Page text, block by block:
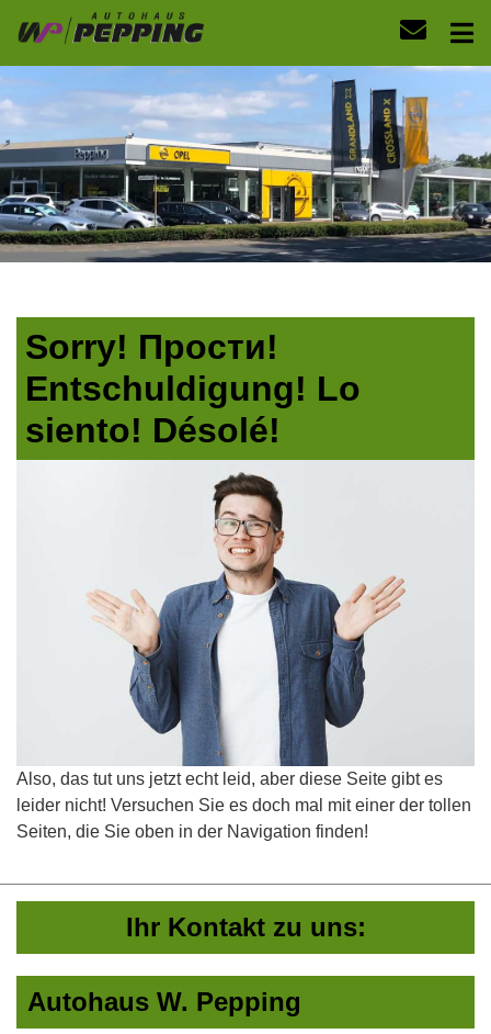
Sorry! Прости!
Entschuldigung! Lo
siento! Désolé!
Also, das tut uns jetzt echt leid, aber diese Seite gibt es
leider nicht! Versuchen Sie es doch mal mit einer der tollen
Seiten, die Sie oben in der Navigation finden!
Ihr Kontakt zu uns:
Autohaus W. Pepping